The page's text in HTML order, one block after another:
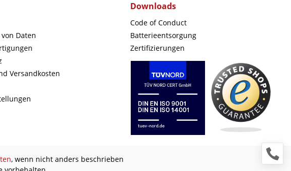
Daten
Versandkosten
Downloads
Code of Conduct
Batterieentsorgung
Zertifizierungen
, wenn nicht anders beschrieben